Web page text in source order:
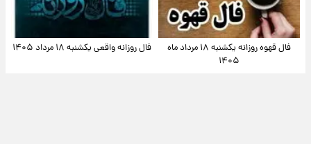
فال قهوه روزانه یکشنبه ۱۸ مرداد ماه
۱۴۰۵
فال روزانه واقعی یکشنبه ۱۸ مرداد ۱۴۰۵